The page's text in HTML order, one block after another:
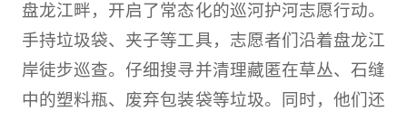
盘龙江畔，开启了常态化的巡河护河志愿行动。
手持垃圾袋、夹子等工具，志愿者们沿着盘龙江
岸徒步巡查。仔细搜寻并清理藏匿在草丛、石缝
中的塑料瓶、废弃包装袋等垃圾。同时，他们还